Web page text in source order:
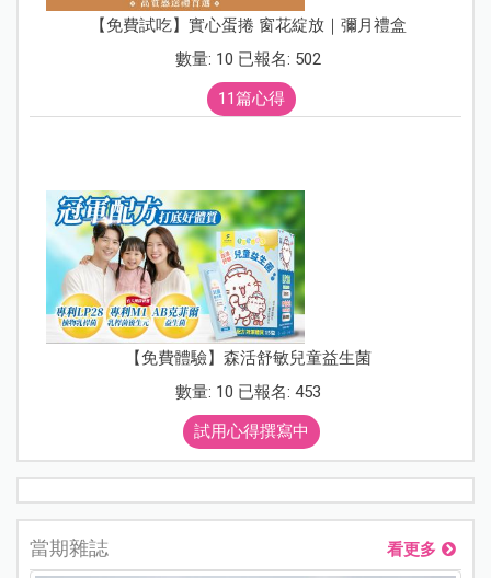
【免費試吃】實心蛋捲 窗花綻放｜彌月禮盒
數量: 10 已報名: 502
11篇心得
【免費體驗】森活舒敏兒童益生菌
數量: 10 已報名: 453
試用心得撰寫中
當期雜誌 看更多